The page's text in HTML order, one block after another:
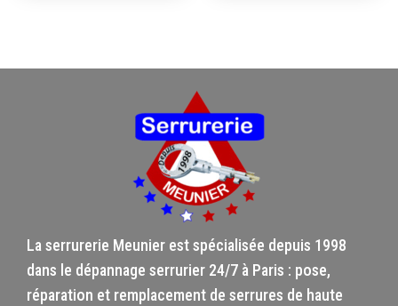
La serrurerie Meunier est spécialisée depuis 1998
dans le dépannage serrurier 24/7 à Paris : pose,
réparation et remplacement de serrures de haute